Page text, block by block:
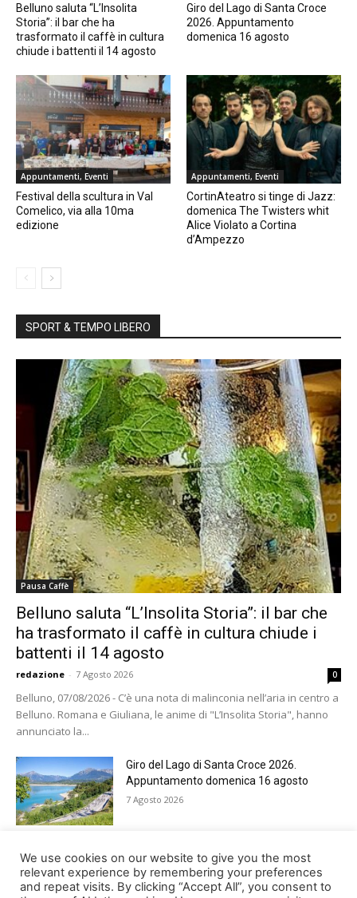
Belluno saluta “L’Insolita
Storia”: il bar che ha
trasformato il caffè in cultura
chiude i battenti il 14 agosto
Giro del Lago di Santa Croce
2026. Appuntamento
domenica 16 agosto
Appuntamenti, Eventi
Festival della scultura in Val
Comelico, via alla 10ma
edizione
Appuntamenti, Eventi
CortinAteatro si tinge di Jazz:
domenica The Twisters whit
Alice Violato a Cortina
d’Ampezzo
SPORT & TEMPO LIBERO
Pausa Caffè
Belluno saluta “L’Insolita Storia”: il bar che
ha trasformato il caffè in cultura chiude i
battenti il 14 agosto
redazione - 7 Agosto 2026 0
Belluno, 07/08/2026 - C’è una nota di malinconia nell’aria in centro a
Belluno. Romana e Giuliana, le anime di "L’Insolita Storia", hanno
annunciato la...
Giro del Lago di Santa Croce 2026.
Appuntamento domenica 16 agosto
7 Agosto 2026
Belluno rende omaggio ai cugini
Alessandro e Andrea Bristot
6 Agosto 2026
We use cookies on our website to give you the most
relevant experience by remembering your preferences
and repeat visits. By clicking “Accept All”, you consent to